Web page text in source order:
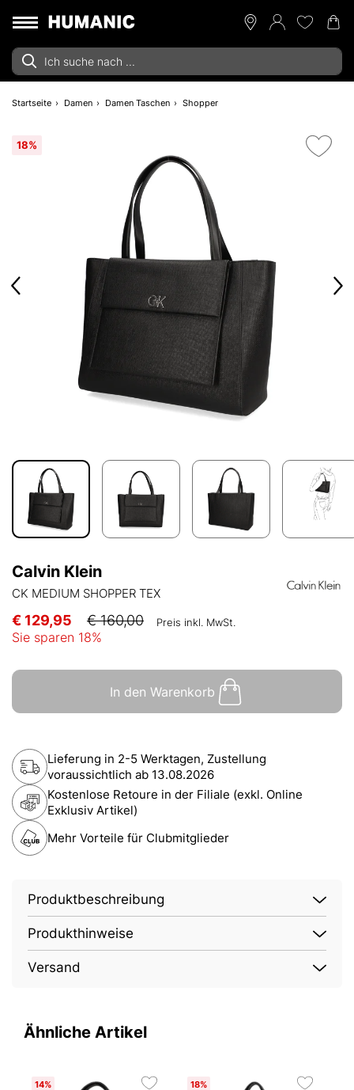
Startseite Damen Damen Taschen Shopper
18%
Calvin Klein
CK MEDIUM SHOPPER TEX
€ 129,95 € 160,00 Preis inkl. MwSt.
Sie sparen 18%
In den Warenkorb
Lieferung in 2-5 Werktagen, Zustellung
voraussichtlich ab 13.08.2026
Kostenlose Retoure in der Filiale (exkl. Online
Exklusiv Artikel)
Mehr Vorteile für Clubmitglieder
Produktbeschreibung
Produkthinweise
Versand
Ähnliche Artikel
14% 18%